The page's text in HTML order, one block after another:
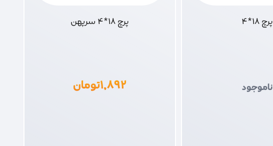
پرچ 18*4
ناموجود
پرچ 18*4 سرپهن
۱,۸۹۲تومان